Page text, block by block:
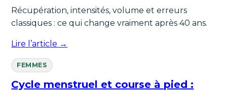
Récupération, intensités, volume et erreurs
classiques : ce qui change vraiment après 40 ans.
Lire l’article →
FEMMES
Cycle menstruel et course à pied :